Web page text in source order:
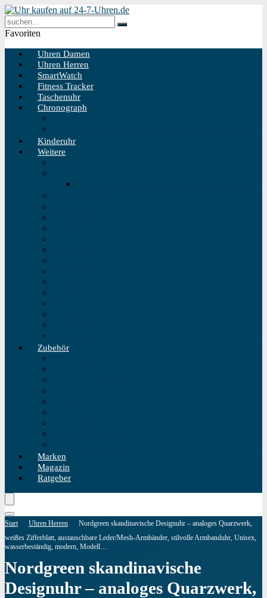
Favoriten
Uhren Damen
Uhren Herren
SmartWatch
Fitness Tracker
Taschenuhr
Chronograph
Kinderuhr
Weitere
Zubehör
Marken
Magazin
Ratgeber
Start Uhren Herren
Nordgreen skandinavische Designuhr – analoges Quarzwerk,
weißes Zifferblatt, austauschbare Leder/Mesh-Armbänder, stilvolle Armbanduhr, Unisex,
wasserbeständig, modern, Modell…
Nordgreen skandinavische
Designuhr – analoges Quarzwerk,